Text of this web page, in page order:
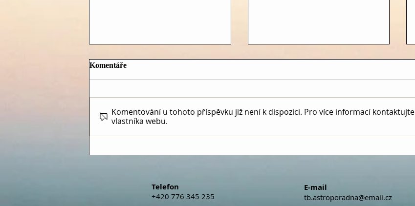
Komentáře
Komentování u tohoto příspěvku již není k dispozici. Pro více informací kontaktujte
vlastníka webu.
Telefon
+420 776 345 235
E-mail
tb.astroporadna@email.cz